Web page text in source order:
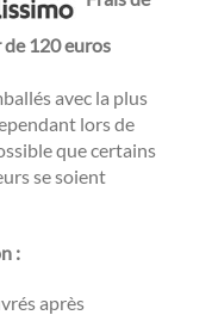
120 euros
avec la plus
lors de
que certains
se soient
:
après